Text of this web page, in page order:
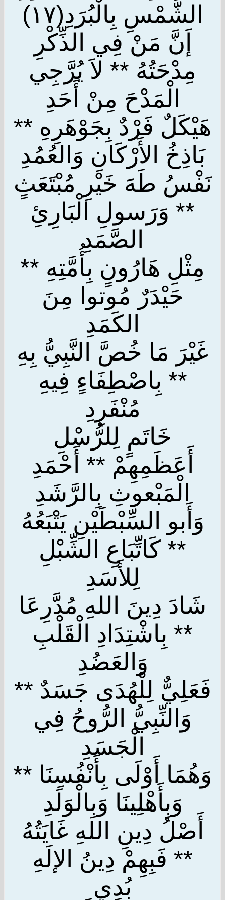
الشَّمْسِ بِالْبُرَدِ(١٧)
إَنَّ مَنْ فِي الذِّكْرِ
مِدْحَتُهُ ** لاَ يُرَّجِي
الْمَدْحَ مِنْ أَحَدِ
هَيْكَلٌ فَرْدٌ بِجَوْهَرِهِ **
بَاذِخُ الأَرْكَانِ وَالعُمُدِ
نَفْسُ طَهَ خَيْرِ مُبْتَعَثٍ
** وَرَسولِ الْبَارِئِ
الصَّمَدِ
مِثْلِ هَارُونٍ بِأُمَّتِهِ **
حَيْدَرٌ مُوتوا مِنَ
الكَمَدِ
غَيْرَ مَا خُصَّ النَّبِيُّ بِهِ
** بِاصْطِفَاءٍ فِيهِ
مُنْفَرِدِ
خَاتَمٍ لِلرُّسْلِ
أَعَظَمِهِمْ ** أَحْمَدِ
الْمَبْعوثِ بِالرَّشَدِ
وَأَبو السِّبْطَيْنِ يَتْبَعُهُ
** كَاتِّبَاعِ الشِّبْلِ
لِلأَسَدِ
شَادَ دِينَ اللهِ مُدَّرِعَا
** بِاشْتِدَادِ الْقَلْبِ
وَالعَضُدِ
فَعَلِيٌّ لِلْهُدَى جَسَدٌ **
وَالنِّبِيُّ الرُّوحُ فِي
الْجَسَدِ
وَهُمَا أَوْلَى بِأَنْفُسِنَا **
وَبِأَهْلِينَا وَبِالْوَلَدِ
أَصْلُ دِينِ اللهِ غَايَتُهُ
** فَبِهِمْ دِينُ الإلَهِ
بُدِي